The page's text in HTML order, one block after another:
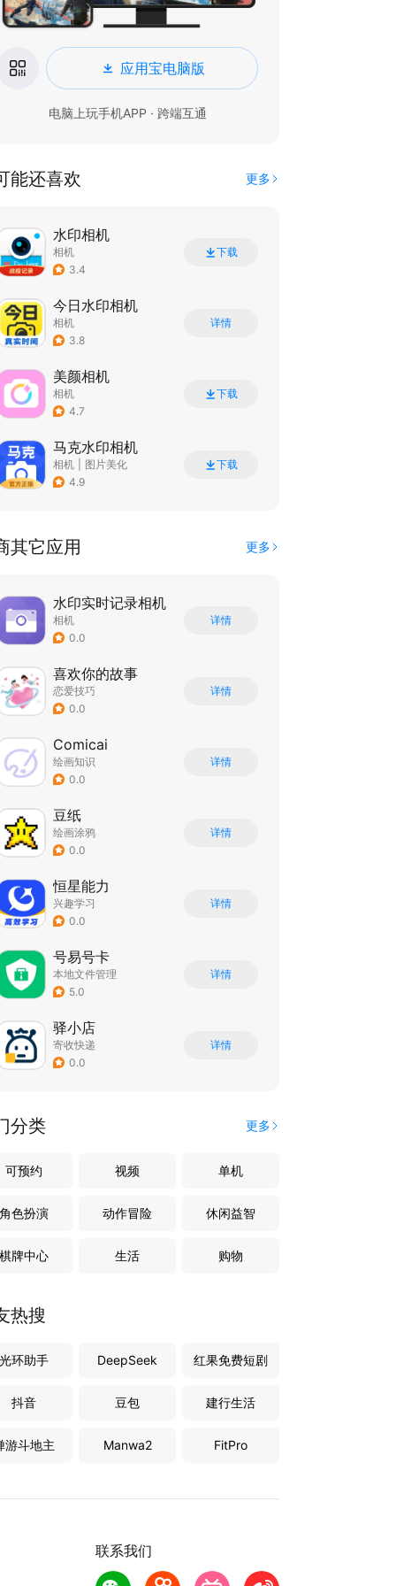
应用宝电脑版
电脑上玩手机APP · 跨端互通
能还喜欢 更多
水印相机
相机
3.4
下载
今日水印相机
相机
3.8
详情
美颜相机
相机
4.7
下载
马克水印相机
相机
图片美化
4.9
下载
其它应用 更多
水印实时记录相机
相机
0.0
详情
喜欢你的故事
恋爱技巧
0.0
详情
Comicai
绘画知识
0.0
详情
豆纸
绘画涂鸦
0.0
详情
恒星能力
兴趣学习
0.0
详情
号易号卡
本地文件管理
5.0
详情
驿小店
寄收快递
0.0
详情
分类 更多
可预约 视频 单机
角色扮演 动作冒险 休闲益智
棋牌中心 生活 购物
热搜
光环助手 DeepSeek 红果免费短剧
抖音 豆包 建行生活
游斗地主 Manwa2 FitPro
联系我们